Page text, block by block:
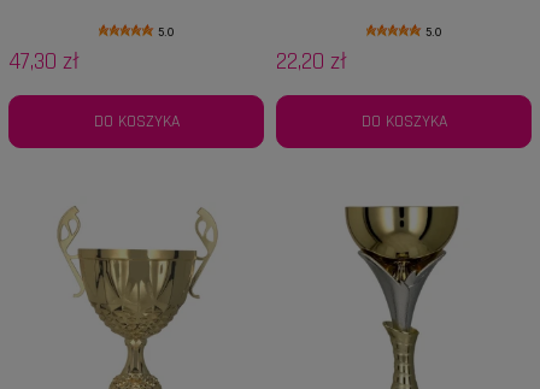
5.0
47,30 zł
DO KOSZYKA
5.0
22,20 zł
DO KOSZYKA